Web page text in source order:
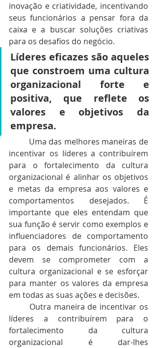
inovação e criatividade, incentivando
seus funcionários a pensar fora da
caixa e a buscar soluções criativas
para os desafios do negócio.
Líderes eficazes são aqueles
que constroem uma cultura
organizacional forte e
positiva, que reflete os
valores e objetivos da
empresa.
incentivar os líderes a contribuírem
para o fortalecimento da cultura
organizacional é alinhar os objetivos
e metas da empresa aos valores e
comportamentos desejados. É
importante que eles entendam que
sua função é servir como exemplos e
influenciadores de comportamento
para os demais funcionários. Eles
devem se comprometer com a
cultura organizacional e se esforçar
para manter os valores da empresa
em todas as suas ações e decisões.
líderes a contribuírem para o
fortalecimento da cultura
organizacional é dar-lhes